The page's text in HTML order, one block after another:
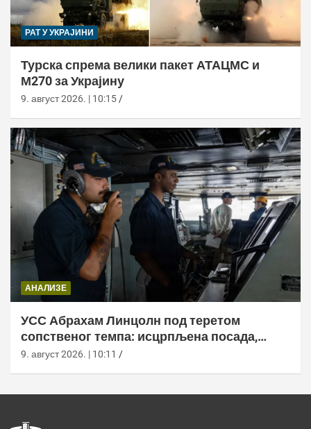
РАТ У УКРАЈИНИ
Турска спрема велики пакет АТАЦМС и
М270 за Украјину
9. август 2026. | 10:15
АНАЛИЗЕ
УСС Абрахам Линцолн под теретом
сопственог темпа: исцрпљена посада,
проблеми са снабдевањем и пад морала
9. август 2026. | 10:11